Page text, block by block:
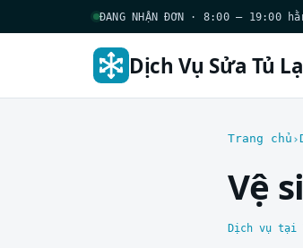
ĐANG NHẬN ĐƠN · 8:00 – 19:00
Dịch Vụ Sửa Tủ
Trang chủ
Vệ
Dịch vụ tại